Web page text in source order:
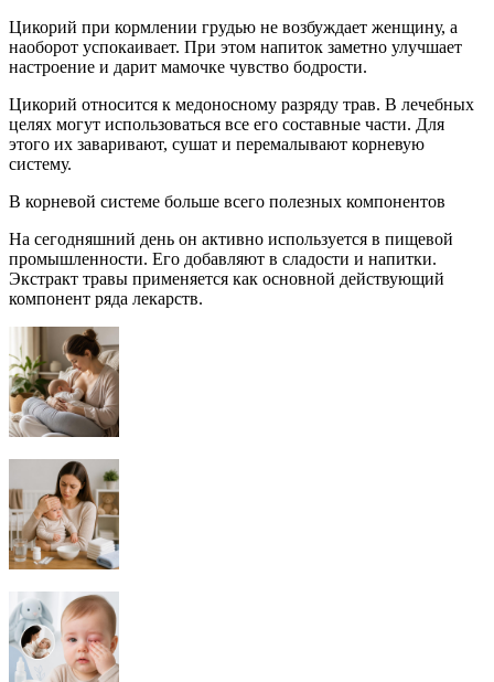
Цикорий при кормлении грудью не возбуждает женщину, а
наоборот успокаивает. При этом напиток заметно улучшает
настроение и дарит мамочке чувство бодрости.
Цикорий относится к медоносному разряду трав. В лечебных
целях могут использоваться все его составные части. Для
этого их заваривают, сушат и перемалывают корневую
систему.
В корневой системе больше всего полезных компонентов
На сегодняшний день он активно используется в пищевой
промышленности. Его добавляют в сладости и напитки.
Экстракт травы применяется как основной действующий
компонент ряда лекарств.